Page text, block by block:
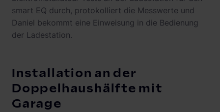
smart EQ durch, protokolliert die Messwerte und
Daniel bekommt eine Einweisung in die Bedienung
der Ladestation.
Installation an der
Doppelhaushälfte mit
Garage